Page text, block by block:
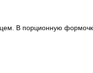
В порционную